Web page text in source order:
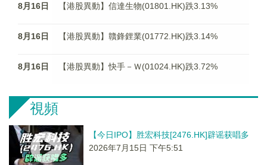
8月16日 【港股異動】信達生物(01801.HK)跌3.13%
8月16日 【港股異動】贛鋒鋰業(01772.HK)跌3.14%
8月16日 【港股異動】快手－Ｗ(01024.HK)跌3.72%
視頻
【今日IPO】胜宏科技[2476.HK]辟谣获唱多
2026年7月15日 下午5:51